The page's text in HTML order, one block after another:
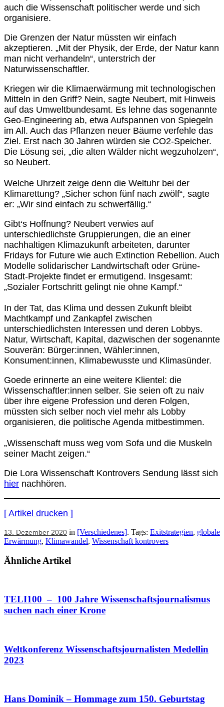
auch die Wissenschaft politischer werde und sich
organisiere.
Die Grenzen der Natur müssten wir einfach
akzeptieren. „Mit der Physik, der Erde, der Natur kann
man nicht verhandeln“, unterstrich der
Naturwissenschaftler.
Kriegen wir die Klimaerwärmung mit technologischen
Mitteln in den Griff? Nein, sagte Neubert, mit Hinweis
auf das Umweltbundesamt. Es lehne das sogenannte
Geo-Engineering ab, etwa Aufspannen von Spiegeln
im All. Auch das Pflanzen neuer Bäume verfehle das
Ziel. Erst nach 30 Jahren würden sie CO2-Speicher.
Die Lösung sei, „die alten Wälder nicht wegzuholzen“,
so Neubert.
Welche Uhrzeit zeige denn die Weltuhr bei der
Klimarettung? „Sicher schon fünf nach zwölf“, sagte
er: „Wir sind einfach zu schwerfällig.“
Gibt‘s Hoffnung? Neubert verwies auf
unterschiedlichste Gruppierungen, die an einer
nachhaltigen Klimazukunft arbeiteten, darunter
Fridays for Future wie auch Extinction Rebellion. Auch
Modelle solidarischer Landwirtschaft oder Grüne-
Stadt-Projekte findet er ermutigend. Insgesamt:
„Sozialer Fortschritt gelingt nie ohne Kampf.“
In der Tat, das Klima und dessen Zukunft bleibt
Machtkampf und Zankapfel zwischen
unterschiedlichsten Interessen und deren Lobbys.
Natur, Wirtschaft, Kapital, dazwischen der sogenannte
Souverän: Bürger:innen, Wähler:innen,
Konsument:innen, Klimabewusste und Klimasünder.
Goede erinnerte an eine weitere Klientel: die
Wissenschaftler:innen selber. Sie seien oft zu naiv
über ihre eigene Profession und deren Folgen,
müssten sich selber noch viel mehr als Lobby
organisieren, die politische Agenda mitbestimmen.
„Wissenschaft muss weg vom Sofa und die Muskeln
seiner Macht zeigen.“
Die Lora Wissenschaft Kontrovers Sendung lässt sich
hier nachhören.
[ Artikel drucken ]
13. Dezember 2020 in [Verschiedenes]. Tags: Exitstrategien, globale
Erwärmung, Klimawandel, Wissenschaft kontrovers
Ähnliche Artikel
TELI100 – 100 Jahre Wissenschaftsjournalismus
suchen nach einer Krone
Weltkonferenz Wissenschaftsjournalisten Medellin
2023
Hans Dominik – Hommage zum 150. Geburtstag